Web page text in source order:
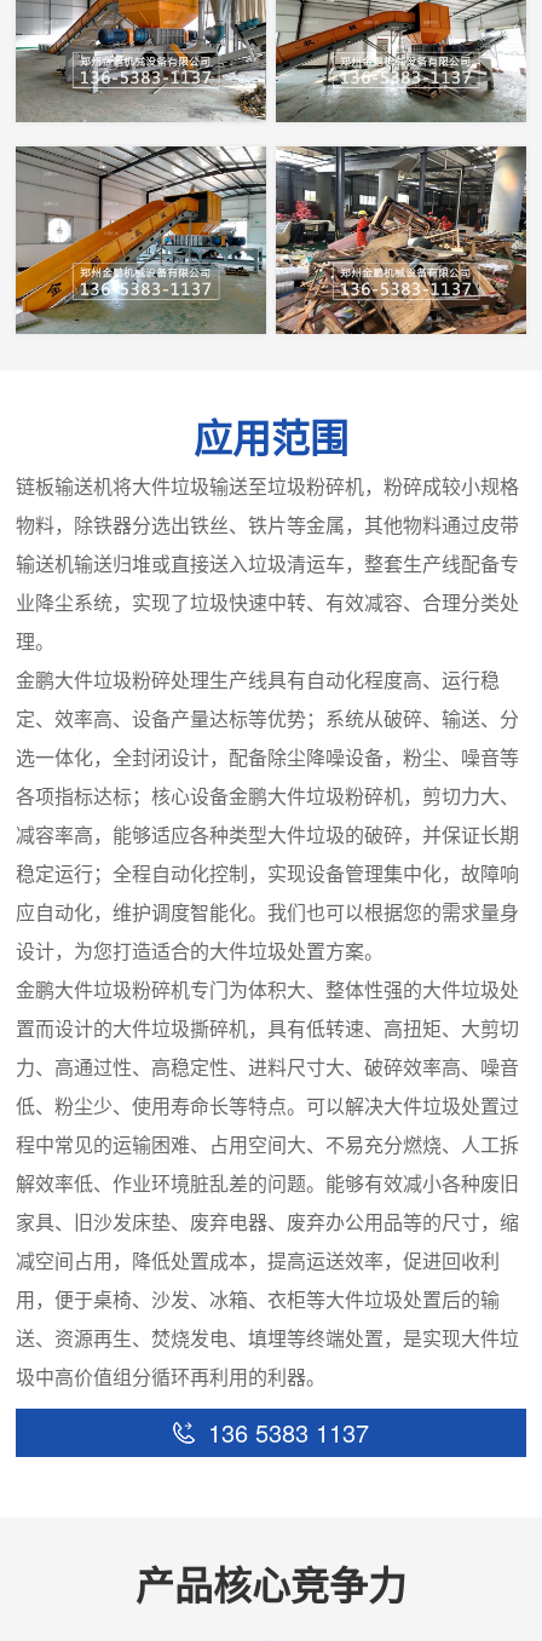
应用范围
链板输送机将大件垃圾输送至垃圾粉碎机，粉碎成较小规格
物料，除铁器分选出铁丝、铁片等金属，其他物料通过皮带
输送机输送归堆或直接送入垃圾清运车，整套生产线配备专
业降尘系统，实现了垃圾快速中转、有效减容、合理分类处
理。
金鹏大件垃圾粉碎处理生产线具有自动化程度高、运行稳
定、效率高、设备产量达标等优势；系统从破碎、输送、分
选一体化，全封闭设计，配备除尘降噪设备，粉尘、噪音等
各项指标达标；核心设备金鹏大件垃圾粉碎机，剪切力大、
减容率高，能够适应各种类型大件垃圾的破碎，并保证长期
稳定运行；全程自动化控制，实现设备管理集中化，故障响
应自动化，维护调度智能化。我们也可以根据您的需求量身
设计，为您打造适合的大件垃圾处置方案。
金鹏大件垃圾粉碎机专门为体积大、整体性强的大件垃圾处
置而设计的大件垃圾撕碎机，具有低转速、高扭矩、大剪切
力、高通过性、高稳定性、进料尺寸大、破碎效率高、噪音
低、粉尘少、使用寿命长等特点。可以解决大件垃圾处置过
程中常见的运输困难、占用空间大、不易充分燃烧、人工拆
解效率低、作业环境脏乱差的问题。能够有效减小各种废旧
家具、旧沙发床垫、废弃电器、废弃办公用品等的尺寸，缩
减空间占用，降低处置成本，提高运送效率，促进回收利
用，便于桌椅、沙发、冰箱、衣柜等大件垃圾处置后的输
送、资源再生、焚烧发电、填埋等终端处置，是实现大件垃
圾中高价值组分循环再利用的利器。
136 5383 1137
产品核心竞争力